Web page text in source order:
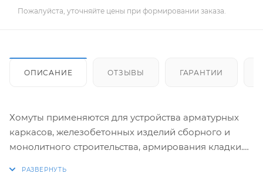
Пожалуйста, уточняйте цены при формировании заказа.
ОПИСАНИЕ ОТЗЫВЫ ГАРАНТИИ
Хомуты применяются для устройства арматурных
каркасов, железобетонных изделий сборного и
монолитного строительства, армирования кладки.